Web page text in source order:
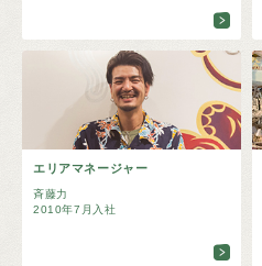
エリアマネージャー
斉藤力
2010年7月入社